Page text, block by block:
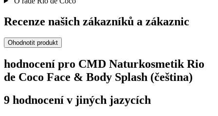
Recenze našich zákazníků a zákaznic
Ohodnotit produkt
hodnocení pro CMD Naturkosmetik Rio
de Coco Face & Body Splash (čeština)
9 hodnocení v jiných jazycích